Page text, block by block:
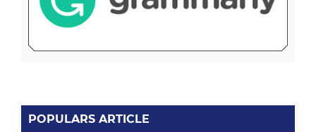
POPULARS ARTICLE